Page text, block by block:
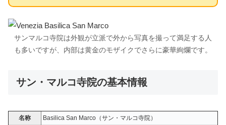
サンマルコ寺院は外観が立派で外から写真を撮って満足する人
も多いですが、内部は黄金のモザイクでさらに豪華絢爛です。
サン・マルコ寺院の基本情報
名称
Basilica San Marco（サン・マルコ寺院）